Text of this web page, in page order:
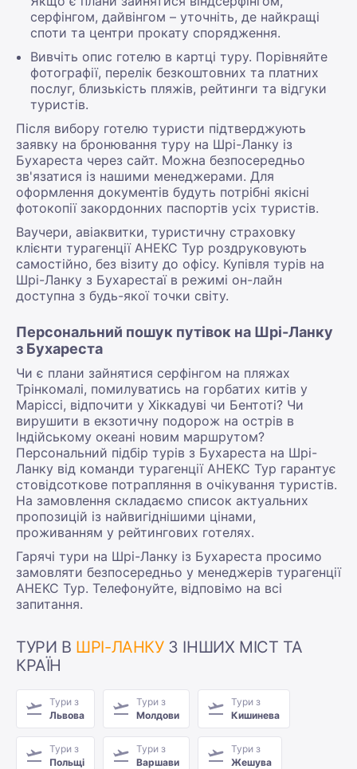
серфінгом, дайвінгом – уточніть, де найкращі
споти та центри прокату спорядження.
Вивчіть опис готелю в картці туру. Порівняйте
фотографії, перелік безкоштовних та платних
послуг, близькість пляжів, рейтинги та відгуки
туристів.
Після вибору готелю туристи підтверджують
заявку на бронювання туру на Шрі-Ланку із
Бухареста через сайт. Можна безпосередньо
зв'язатися із нашими менеджерами. Для
оформлення документів будуть потрібні якісні
фотокопії закордонних паспортів усіх туристів.
Ваучери, авіаквитки, туристичну страховку
клієнти турагенції АНЕКС Тур роздруковують
самостійно, без візиту до офісу. Купівля турів на
Шрі-Ланку з Бухарестаї в режимі он-лайн
доступна з будь-якої точки світу.
Персональний пошук путівок на Шрі-Ланку
з Бухареста
Чи є плани зайнятися серфінгом на пляжах
Трінкомалі, помилуватись на горбатих китів у
Маріссі, відпочити у Хіккадуві чи Бентоті? Чи
вирушити в екзотичну подорож на острів в
Індійському океані новим маршрутом?
Персональний підбір турів з Бухареста на Шрі-
Ланку від команди турагенції АНЕКС Тур гарантує
стовідсоткове потрапляння в очікування туристів.
На замовлення складаємо список актуальних
пропозицій із найвигіднішими цінами,
проживанням у рейтингових готелях.
Гарячі тури на Шрі-Ланку із Бухареста просимо
замовляти безпосередньо у менеджерів турагенції
АНЕКС Тур. Телефонуйте, відповімо на всі
запитання.
ТУРИ В ШРІ-ЛАНКУЗ ІНШИХ МІСТ ТА
КРАЇН
Тури з
Львова
Тури з
Молдови
Тури з
Кишинева
Тури з
Польщі
Тури з
Варшави
Тури з
Жешува